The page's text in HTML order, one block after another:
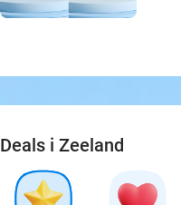
Deals i Zeeland